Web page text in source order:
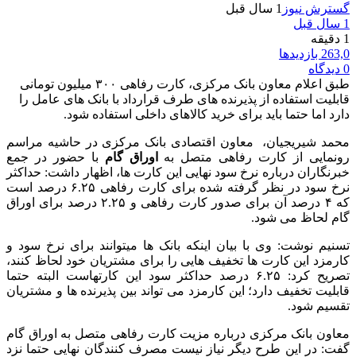
گسترش نیوز 1 سال قبل
1 سال قبل
1 دقیقه
263,0 بازدیدها
0 دیدگاه
طبق اعلام معاون بانک مرکزی، کارت رفاهی ۳۰۰ میلیون تومانی
قابلیت استفاده از پذیرنده های طرف قرارداد با بانک های عامل را
دارد اما حتما باید برای خرید کالاهای داخلی استفاده شود.
محمد شیریجیان، معاون اقتصادی بانک مرکزی در حاشیه مراسم
رونمایی از کارت رفاهی متصل به
اوراق گام با حضور در جمع
خبرنگاران درباره نرخ سود نهایی این کارت ها، اظهار داشت: حداکثر
نرخ سود در نظر گرفته شده برای کارت رفاهی ۶.۲۵ درصد است
که ۴ درصد آن برای صدور کارت رفاهی و ۲.۲۵ درصد برای اوراق
گام لحاظ می شود.
تسنیم نوشت: وی با بیان اینکه بانک ها میتوانند برای نرخ سود و
کارمزد این کارت ها تخفیف هایی را برای مشتریان خود لحاظ کنند،
تصریح کرد: ۶.۲۵ درصد حداکثر سود این کارتهاست البته حتما
قابلیت تخفیف دارد؛ این کارمزد می تواند بین پذیرنده ها و مشتریان
تقسیم شود.
معاون بانک مرکزی درباره مزیت کارت رفاهی متصل به اوراق گام
گفت: در این طرح دیگر نیاز نیست مصرف کنندگان نهایی حتما نزد